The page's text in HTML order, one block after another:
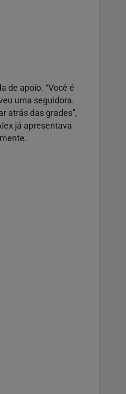
de apoio. “Você é
uma seguidora.
atrás das grades”,
já apresentava